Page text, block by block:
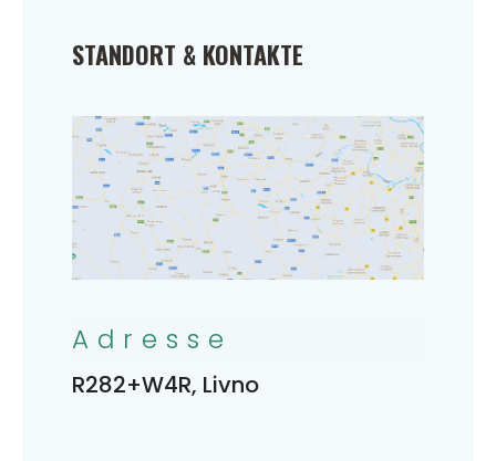
STANDORT & KONTAKTE
Adresse
R282+W4R, Livno